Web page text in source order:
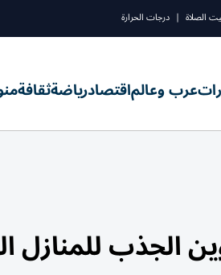
الصلاة | درجات الحرارة
عرب وعالماقتصادرياضةثقافة
الجذب للمنازل